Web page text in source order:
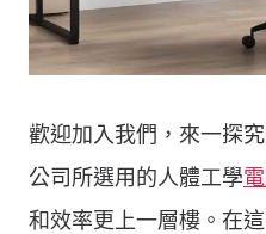
歡迎加入我們，來一探
公司所選用的人體工學
和效率更上一層樓。在